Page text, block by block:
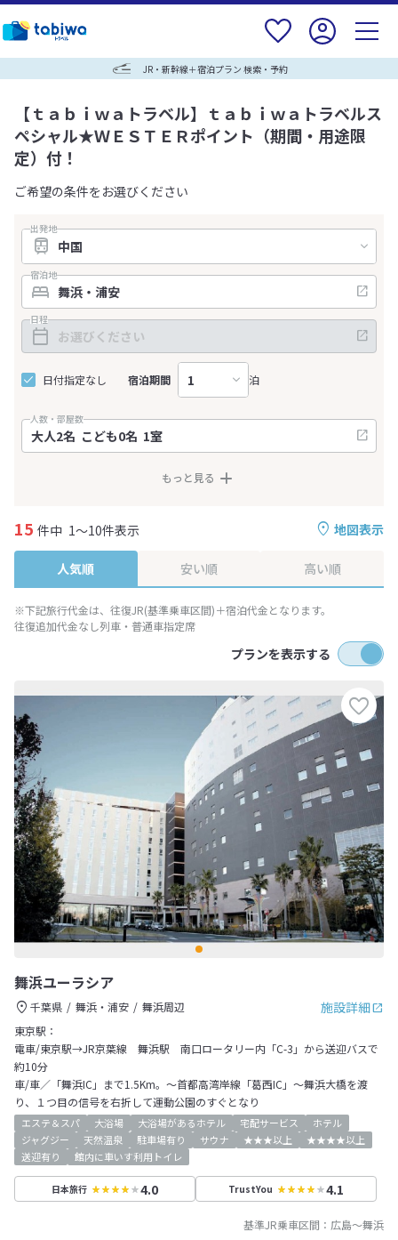
JR・新幹線＋宿泊プラン 検索・予約
【ｔａｂｉｗａトラベル】ｔａｂｉｗａトラベルス
ペシャル★ＷＥＳＴＥＲポイント（期間・用途限
定）付！
ご希望の条件をお選びください
出発地
宿泊地
日程
日付指定なし 宿泊期間 泊
人数・部屋数
もっと見る
地図表示
15 件中 1～10件表示
人気順 安い順 高い順
※下記旅行代金は、往復JR(基準乗車区間)＋宿泊代金となります。
往復追加代金なし列車・普通車指定席
プランを表示する
舞浜ユーラシア
施設詳細
千葉県 舞浜・浦安
舞浜周辺
東京駅：
電車/東京駅→JR京葉線 舞浜駅 南口ロータリー内「C-3」から送迎バスで
約10分
車/車／「舞浜IC」まで1.5Km。～首都高湾岸線「葛西IC」～舞浜大橋を渡
り、１つ目の信号を右折して運動公園のすぐとなり
エステ＆スパ 大浴場 大浴場があるホテル 宅配サービス
ホテル
ジャグジー
天然温泉 駐車場有り サウナ ★★★以上
★★★★以上
送迎有り
館内に車いす利用トイレ
日本旅行 4.0 TrustYou 4.1
基準JR乗車区間： 広島～舞浜